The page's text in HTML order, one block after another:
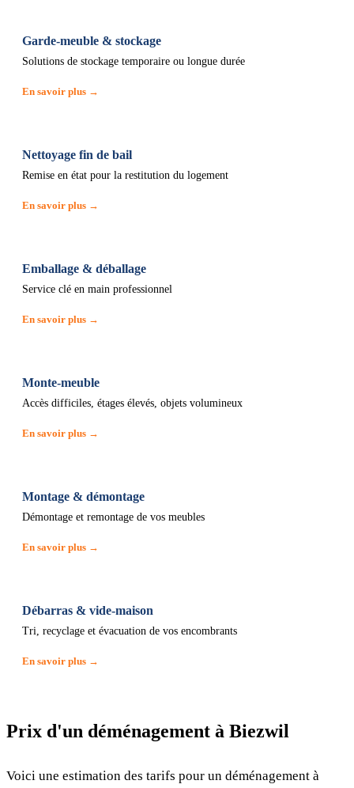
Garde-meuble & stockage
Solutions de stockage temporaire ou longue durée
En savoir plus →
Nettoyage fin de bail
Remise en état pour la restitution du logement
En savoir plus →
Emballage & déballage
Service clé en main professionnel
En savoir plus →
Monte-meuble
Accès difficiles, étages élevés, objets volumineux
En savoir plus →
Montage & démontage
Démontage et remontage de vos meubles
En savoir plus →
Débarras & vide-maison
Tri, recyclage et évacuation de vos encombrants
En savoir plus →
Prix d'un déménagement à Biezwil
Voici une estimation des tarifs pour un déménagement à